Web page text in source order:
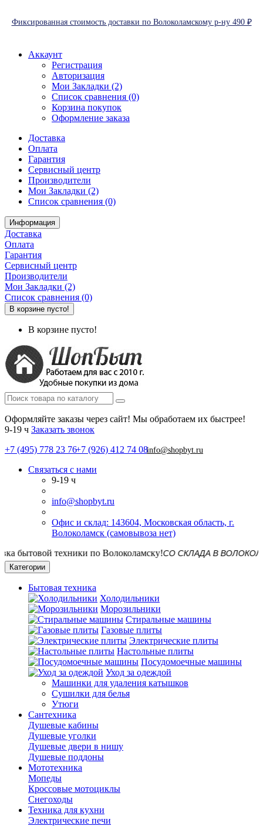
Фиксированная стоимость доставки по Волоколамскому р-ну 490 ₽
Аккаунт
Регистрация
Авторизация
Мои Закладки (2)
Список сравнения (0)
Корзина покупок
Оформление заказа
Доставка
Оплата
Гарантия
Сервисный центр
Производители
Мои Закладки (2)
Список сравнения (0)
Информация
Доставка
Оплата
Гарантия
Сервисный центр
Производители
Мои Закладки (2)
Список сравнения (0)
В корзине пусто!
В корзине пусто!
Оформляйте заказы через сайт! Мы обработаем их быстрее!
9-19 ч Заказать звонок
+7 (495) 778 23 76+7 (926) 412 74 08info@shopbyt.ru
Связаться с нами
9-19 ч
info@shopbyt.ru
Офис и склад: 143604, Московская область, г.
Волоколамск (самовывоза нет)
СО СКЛАДА В ВОЛОКОЛАМСКЕ!
Категории
Бытовая техника
Холодильники
Морозильники
Стиральные машины
Газовые плиты
Электрические плиты
Настольные плиты
Посудомоечные машины
Уход за одеждой
Машинки для удаления катышков
Сушилки для белья
Утюги
Сантехника
Душевые кабины
Душевые уголки
Душевые двери в нишу
Душевые поддоны
Мототехника
Мопеды
Кроссовые мотоциклы
Снегоходы
Техника для кухни
Электрические печи